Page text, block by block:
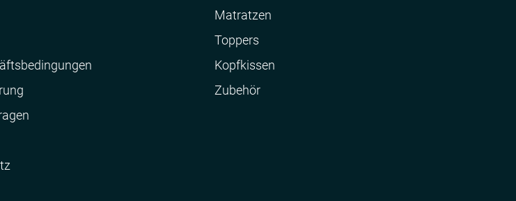
Matratzen
Toppers
Kopfkissen
Zubehör